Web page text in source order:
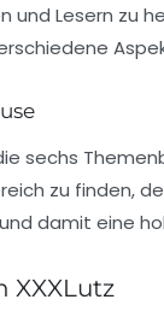
und Lesern
sechs
zu finden,
damit eine
XXXLutz